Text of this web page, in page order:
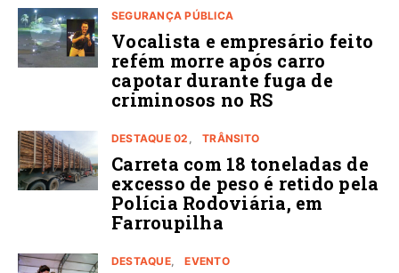
SEGURANÇA PÚBLICA
Vocalista e empresário feito
refém morre após carro
capotar durante fuga de
criminosos no RS
DESTAQUE 02 TRÂNSITO
Carreta com 18 toneladas de
excesso de peso é retido pela
Polícia Rodoviária, em
Farroupilha
DESTAQUE EVENTO